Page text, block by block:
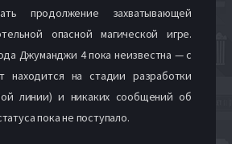
продолжение захватывающей
опасной магической игре.
Джуманджи 4 пока неизвестна — с
находится на стадии разработки
линии) и никаких сообщений об
пока не поступало.